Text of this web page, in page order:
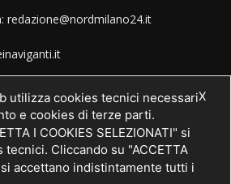
redazione@nordmilano24.it
X
utilizza cookies tecnici necessari
e cookies di terze parti.
I COOKIES SELEZIONATI" si
Cliccando su "ACCETTA
si accettano indistintamente tutti i